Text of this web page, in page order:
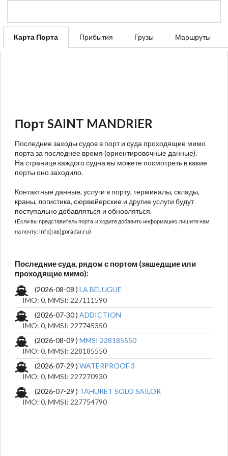
Карта Порта Прибытия Грузы Маршруты
Порт SAINT MANDRIER
Последние заходы судов в порт и суда проходящие мимо
порта за последнее время (ориентировочные данные).
На странице каждого судна вы можете посмотреть в какие
порты оно заходило.
Контактные данные, услуги в порту, терминалы, склады,
краны, логистика, сюрвейерские и другие услуги будут
поступально добавляться и обновляться.
(Если вы представитель порта, и ходите добавить информацию, пишите нам
на почту: info[гав]goradar.ru)
Последние суда, рядом с портом (зашедщие или
проходящие мимо):
(2026-08-08 ) LA BELUGUE
IMO: 0, MMSI: 227111590
(2026-07-30 ) ADDICTION
IMO: 0, MMSI: 227745350
(2026-08-09 ) MMSI 228185550
IMO: 0, MMSI: 228185550
(2026-07-29 ) WATERPROOF 3
IMO: 0, MMSI: 227270930
(2026-07-29 ) TAHURET SOLO SAILOR
IMO: 0, MMSI: 227754790